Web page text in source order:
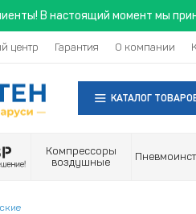
В настоящий момент мы
центр Гарантия О компании
КАТАЛОГ
Компрессоры
воздушные